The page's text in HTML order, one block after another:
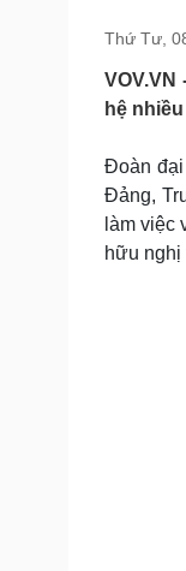
Pháp luật
Vụ án
Tin nóng
Sức khỏe
Thứ Tư,
hệ
Đoàn
Đảng,
làm việc
hữu nghị